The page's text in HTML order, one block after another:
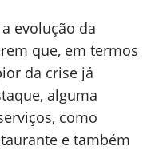
evolução da
que, em termos
da crise já
alguma
como
e também